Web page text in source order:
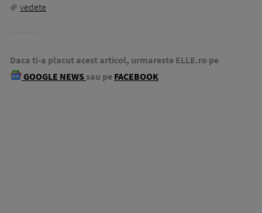
vedete
Daca ti-a placut acest articol, urmareste ELLE.ro pe
GOOGLE NEWS sau pe FACEBOOK